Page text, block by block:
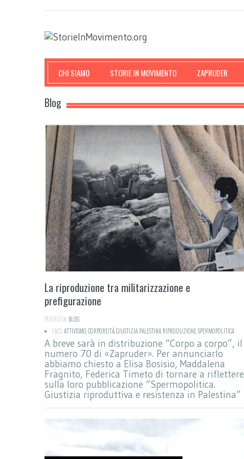
CHI SIAMO STORIE IN MOVIMENTO ZAPRUDER
Blog
La riproduzione tra militarizzazione e
prefigurazione
POSTED IN:BLOG
TAGS:ATTIVISMO,CORPOREITÀ,GIUSTIZIA,PALESTINA,RIPRODUZIONE,SPERMOPOLITICA
A breve sarà in distribuzione “Corpo a corpo”, il
numero 70 di «Zapruder». Per annunciarlo
abbiamo chiesto a Elisa Bosisio, Maddalena
Fragnito, Federica Timeto di tornare a riflettere
sulla loro pubblicazione “Spermopolitica.
Giustizia riproduttiva e resistenza in Palestina”